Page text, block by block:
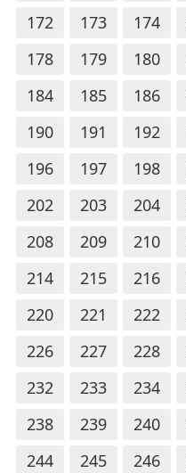
172
173 174
178
179 180
184
185 186
190
191 192
196
197 198
202
203 204
208
209 210
214
215 216
220
221 222
226
227 228
232
233 234
238
239 240
244
245 246